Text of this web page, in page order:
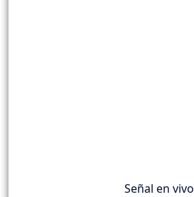
Señal en vivo